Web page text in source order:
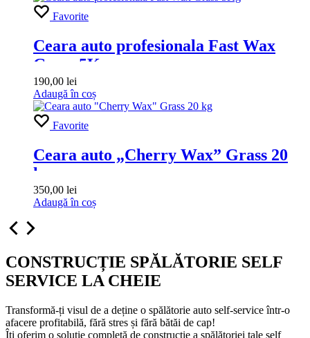
Favorite
Ceara auto profesionala Fast Wax
Grass 5Kg
190,00 lei
Adaugă în coș
Favorite
Ceara auto „Cherry Wax” Grass 20
kg
350,00 lei
Adaugă în coș
CONSTRUCȚIE SPĂLĂTORIE SELF
SERVICE LA CHEIE
Transformă-ți visul de a deține o spălătorie auto self-service într-o
afacere profitabilă, fără stres și fără bătăi de cap!
Îți oferim o soluție completă de construcție a spălătoriei tale self